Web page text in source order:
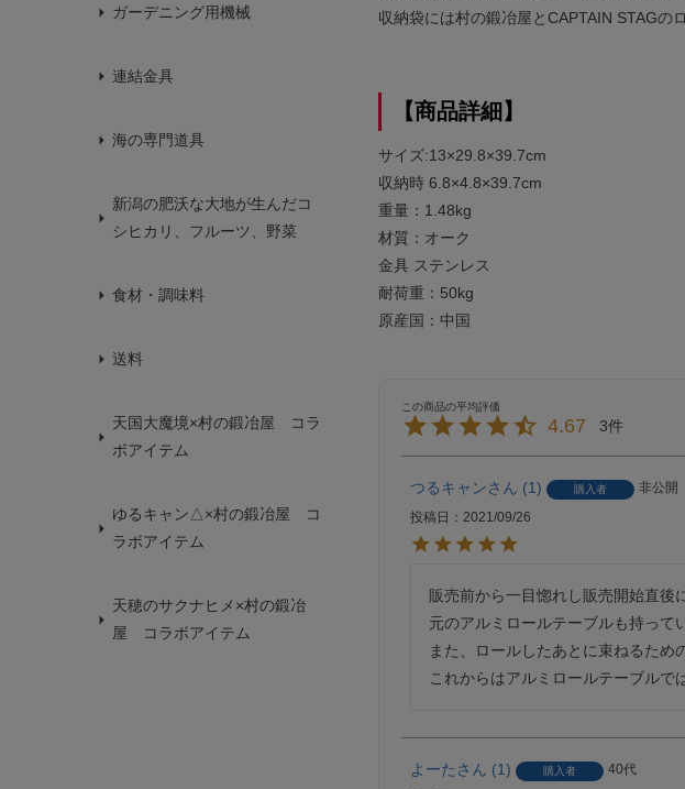
ガーデニング用機械
連結金具
海の専門道具
新潟の肥沃な大地が生んだコ
シヒカリ、フルーツ、野菜
食材・調味料
送料
天国大魔境×村の鍛冶屋 コラ
ボアイテム
ゆるキャン△×村の鍛冶屋 コ
ラボアイテム
天穂のサクナヒメ×村の鍛冶
屋 コラボアイテム
収納袋には村の鍛冶屋とCAPTAIN STAGの
【商品詳細】
サイズ:13×29.8×39.7cm
収納時 6.8×4.8×39.7cm
重量：1.48kg
材質：オーク
金具 ステンレス
耐荷重：50kg
原産国：中国
4.67 3
つるキャン 1 購入者
非公開
投稿日
2021/09/26
販売前から一目惚れし販売開始直後
元のアルミロールテーブルも持って
また、ロールしたあとに束ねるため
これからはアルミロールテーブルで
よーた 1 購入者
40代